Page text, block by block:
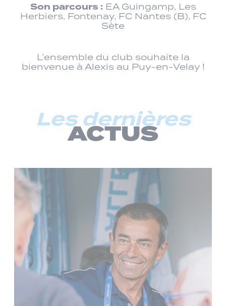
Son parcours :EA Guingamp, Les
Herbiers, Fontenay, FC Nantes (B), FC
Sète
L’ensemble du club souhaite la
bienvenue à Alexis au Puy-en-Velay !
Les dernières
ACTUS